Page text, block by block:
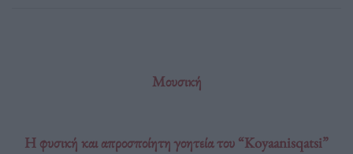
Μουσική
Η φυσική και απροσποίητη γοητεία του “Koyaanisqatsi”